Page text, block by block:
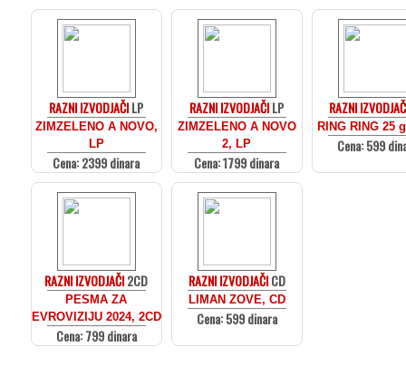
RAZNI IZVODJAČILP
ZIMZELENO A NOVO,
LP
Cena: 2399 dinara
RAZNI IZVODJAČILP
ZIMZELENO A NOVO
2, LP
Cena: 1799 dinara
RAZNI
RING RING 25
Cena: 599
RAZNI IZVODJAČI2CD
PESMA ZA
EVROVIZIJU 2024, 2CD
Cena: 799 dinara
RAZNI IZVODJAČICD
LIMAN ZOVE, CD
Cena: 599 dinara